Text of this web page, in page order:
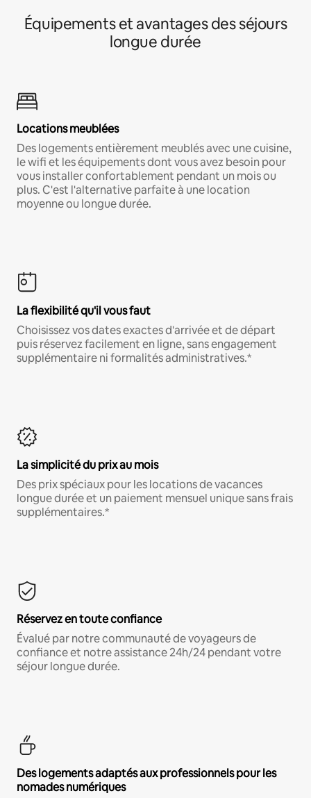
Équipements et avantages des séjours
longue durée
Locations meublées
Des logements entièrement meublés avec une cuisine,
le wifi et les équipements dont vous avez besoin pour
vous installer confortablement pendant un mois ou
plus. C'est l'alternative parfaite à une location
moyenne ou longue durée.
La flexibilité qu'il vous faut
Choisissez vos dates exactes d'arrivée et de départ
puis réservez facilement en ligne, sans engagement
supplémentaire ni formalités administratives.*
La simplicité du prix au mois
Des prix spéciaux pour les locations de vacances
longue durée et un paiement mensuel unique sans frais
supplémentaires.*
Réservez en toute confiance
Évalué par notre communauté de voyageurs de
confiance et notre assistance 24h/24 pendant votre
séjour longue durée.
Des logements adaptés aux professionnels pour les
nomades numériques